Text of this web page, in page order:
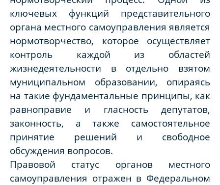
ключевых функций представительного
органа местного самоуправления является
нормотворчество, которое осуществляет
контроль каждой из областей
жизнедеятельности в отдельно взятом
муниципальном образовании, опираясь
на такие фундаментальные принципы, как
равноправие и гласность депутатов,
законность, а также самостоятельное
принятие решений и свободное
обсуждения вопросов.
Правовой статус органов местного
самоуправления отражен в Федеральном